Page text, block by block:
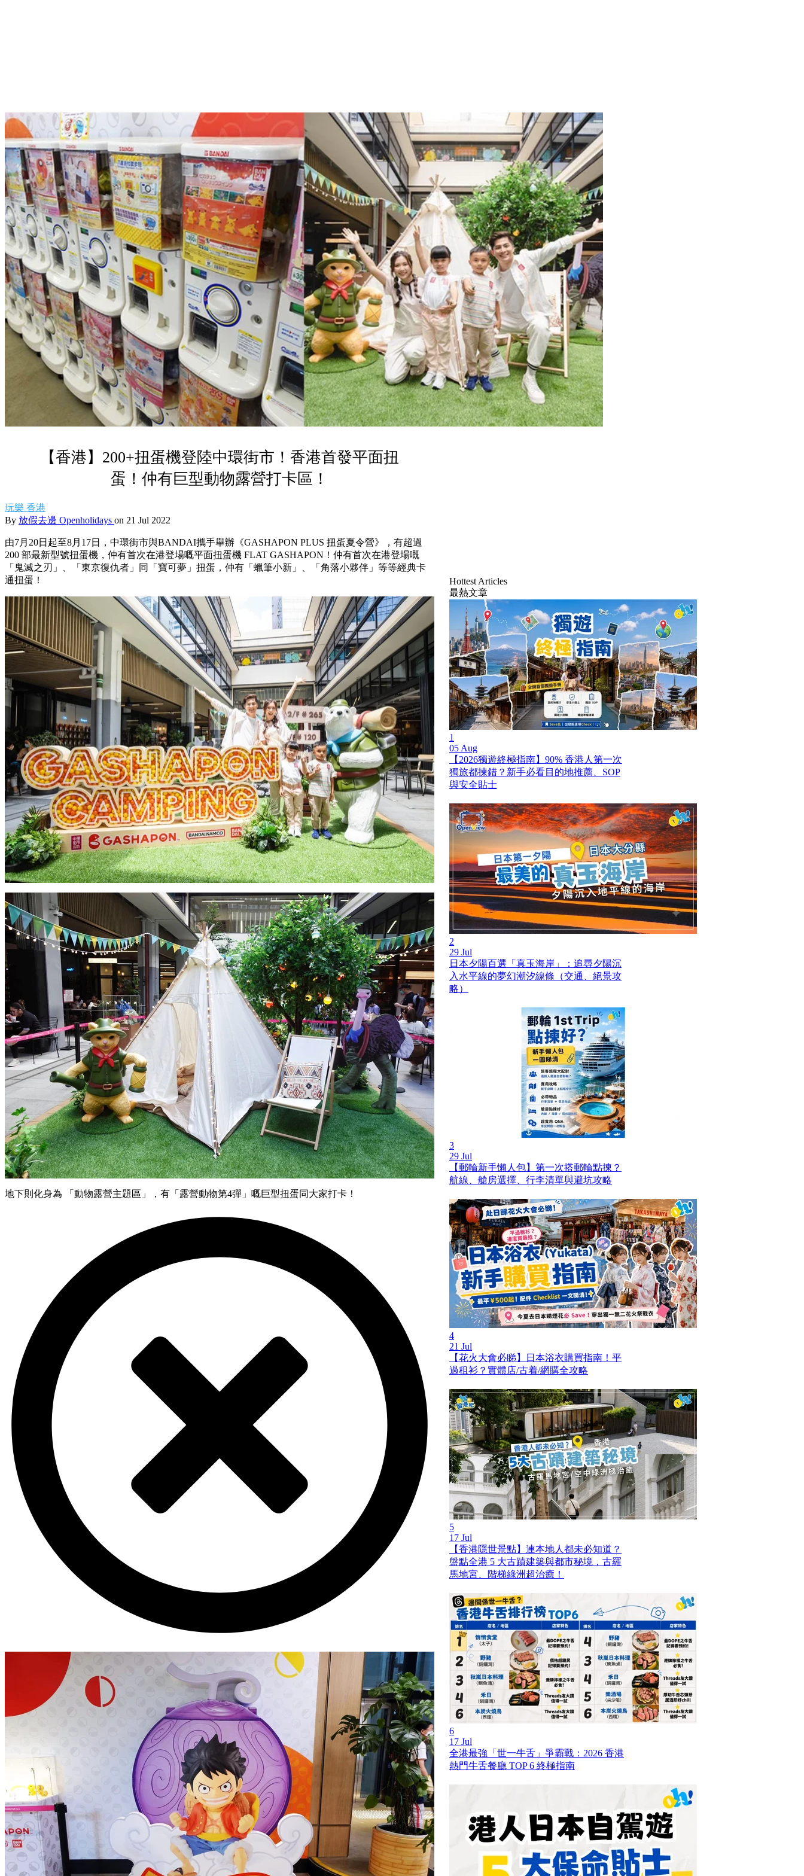
【香港】200+扭蛋機登陸中環街市！香港首發平面扭
蛋！仲有巨型動物露營打卡區！
玩樂 香港
By 放假去邊 Openholidays on 21 Jul 2022
由7月20日起至8月17日，中環街市與BANDAI攜手舉辦《GASHAPON PLUS 扭蛋夏令營》，有超過
200 部最新型號扭蛋機，仲有首次在港登場嘅平面扭蛋機 FLAT GASHAPON！仲有首次在港登場嘅
「鬼滅之刃」、「東京復仇者」同「寶可夢」扭蛋，仲有「蠟筆小新」、「角落小夥伴」等等經典卡
通扭蛋！
地下則化身為 「動物露營主題區」，有「露營動物第4彈」嘅巨型扭蛋同大家打卡！
Hottest Articles
最熱文章
1
05 Aug
【2026獨遊終極指南】90% 香港人第一次
獨旅都揀錯？新手必看目的地推薦、SOP
與安全貼士
2
29 Jul
日本夕陽百選「真玉海岸」：追尋夕陽沉
入水平線的夢幻潮汐線條（交通、絕景攻
略）
3
29 Jul
【郵輪新手懶人包】第一次搭郵輪點揀？
航線、艙房選擇、行李清單與避坑攻略
4
21 Jul
【花火大會必睇】日本浴衣購買指南！平
過租衫？實體店/古着/網購全攻略
5
17 Jul
【香港隱世景點】連本地人都未必知道？
盤點全港 5 大古蹟建築與都市秘境，古羅
馬地宮、階梯綠洲超治癒！
6
17 Jul
全港最強「世一牛舌」爭霸戰：2026 香港
熱門牛舌餐廳 TOP 6 終極指南